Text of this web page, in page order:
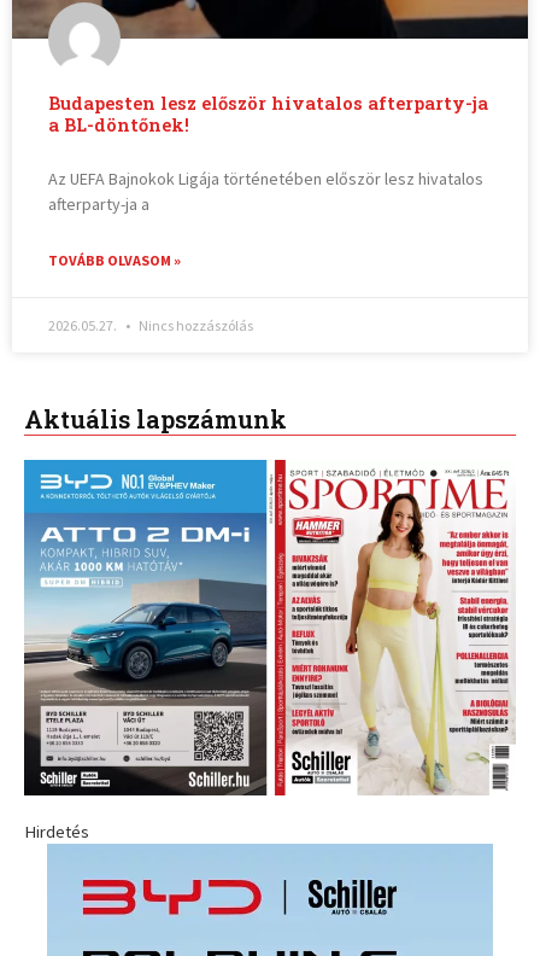
Budapesten lesz először hivatalos afterparty-ja
a BL-döntőnek!
Az UEFA Bajnokok Ligája történetében először lesz hivatalos
afterparty-ja a
TOVÁBB OLVASOM »
2026.05.27. Nincs hozzászólás
Aktuális lapszámunk
Hirdetés